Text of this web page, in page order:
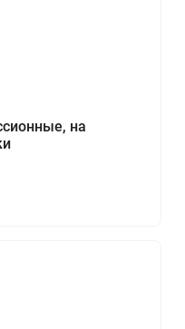
на